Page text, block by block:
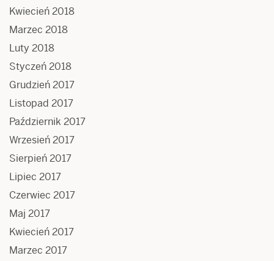
Kwiecień 2018
Marzec 2018
Luty 2018
Styczeń 2018
Grudzień 2017
Listopad 2017
Październik 2017
Wrzesień 2017
Sierpień 2017
Lipiec 2017
Czerwiec 2017
Maj 2017
Kwiecień 2017
Marzec 2017